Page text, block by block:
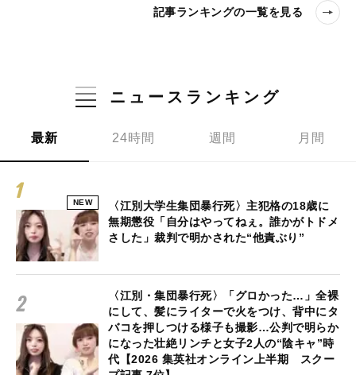
記事ランキングの一覧を見る
ニュースランキング
最新 24時間 週間 月間
NEW
〈江別大学生集団暴行死〉主犯格の18歳に
無期懲役「自分はやってねぇ。誰かがトドメ
さした」裁判で明かされた“他責ぶり”
〈江別・集団暴行死〉「グロかった…」全裸
にして、髪にライターで火をつけ、背中にタ
バコを押しつける様子も撮影…公判で明らか
になった壮絶リンチと女子2人の“陰キャ”時
代【2026 集英社オンライン上半期 スクー